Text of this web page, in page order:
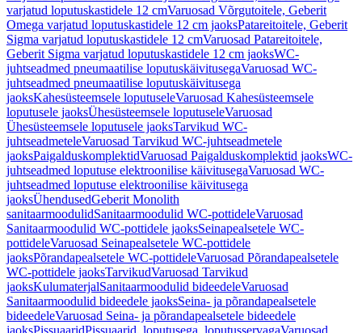
varjatud loputuskastidele 12 cmVaruosad Võrgutoitele, Geberit
Omega varjatud loputuskastidele 12 cm jaoksPatareitoitele, Geberit
Sigma varjatud loputuskastidele 12 cmVaruosad Patareitoitele,
Geberit Sigma varjatud loputuskastidele 12 cm jaoksWC-
juhtseadmed pneumaatilise loputuskäivitusegaVaruosad WC-
juhtseadmed pneumaatilise loputuskäivitusega
jaoksKahesüsteemsele loputuseleVaruosad Kahesüsteemsele
loputusele jaoksÜhesüsteemsele loputuseleVaruosad
Ühesüsteemsele loputusele jaoksTarvikud WC-
juhtseadmeteleVaruosad Tarvikud WC-juhtseadmetele
jaoksPaigalduskomplektidVaruosad Paigalduskomplektid jaoksWC-
juhtseadmed loputuse elektroonilise käivitusegaVaruosad WC-
juhtseadmed loputuse elektroonilise käivitusega
jaoksÜhendusedGeberit Monolith
sanitaarmoodulidSanitaarmoodulid WC-pottideleVaruosad
Sanitaarmoodulid WC-pottidele jaoksSeinapealsetele WC-
pottideleVaruosad Seinapealsetele WC-pottidele
jaoksPõrandapealsetele WC-pottideleVaruosad Põrandapealsetele
WC-pottidele jaoksTarvikudVaruosad Tarvikud
jaoksKulumaterjalSanitaarmoodulid bideedeleVaruosad
Sanitaarmoodulid bideedele jaoksSeina- ja põrandapealsetele
bideedeleVaruosad Seina- ja põrandapealsetele bideedele
jaoksPissuaaridPissuaarid, loputusega, loputusservagaVaruosad